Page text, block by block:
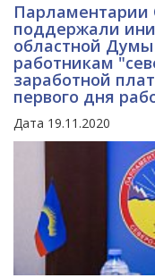
Парламентарии
поддержали
областной
работникам
заработной
первого дня
Дата 19.11.2020